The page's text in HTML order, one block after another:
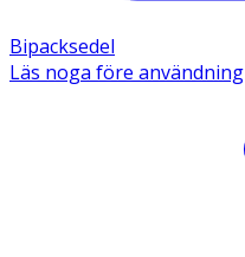
Bipacksedel
Läs noga före användning